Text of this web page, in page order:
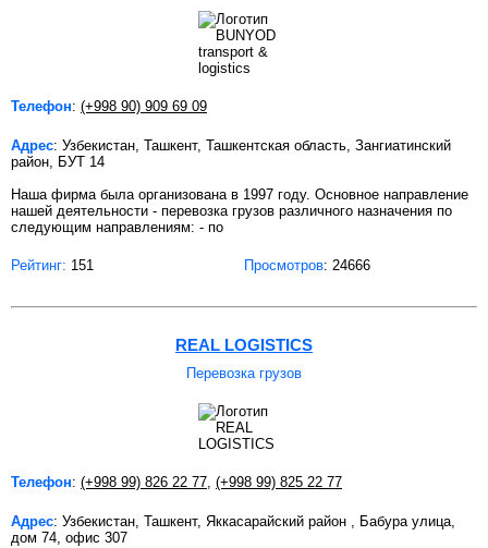
Телефон: (+998 90) 909 69 09
Адрес: Узбекистан, Ташкент, Ташкентская область, Зангиатинский
район, БУТ 14
Наша фирма была организована в 1997 году. Основное направление
нашей деятельности - перевозка грузов различного назначения по
следующим направлениям: - по
Рейтинг: 151 Просмотров: 24666
REAL LOGISTICS
Перевозка грузов
Телефон: (+998 99) 826 22 77 (+998 99) 825 22 77
Адрес: Узбекистан, Ташкент, Яккасарайский район , Бабура улица,
дом 74, офис 307